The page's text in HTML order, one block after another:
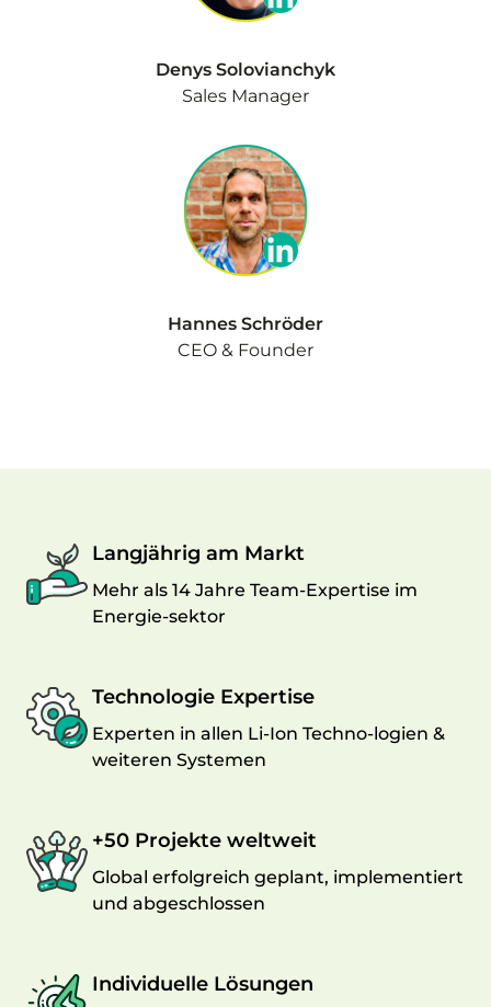
Denys Solovianchyk
Sales Manager
Hannes Schröder
CEO & Founder
Langjährig am Markt
Mehr als 14 Jahre Team-Expertise im
Energie-sektor
Technologie Expertise
Experten in allen Li-Ion Techno-logien &
weiteren Systemen
+50 Projekte weltweit
Global erfolgreich geplant, implementiert
und abgeschlossen
Individuelle Lösungen